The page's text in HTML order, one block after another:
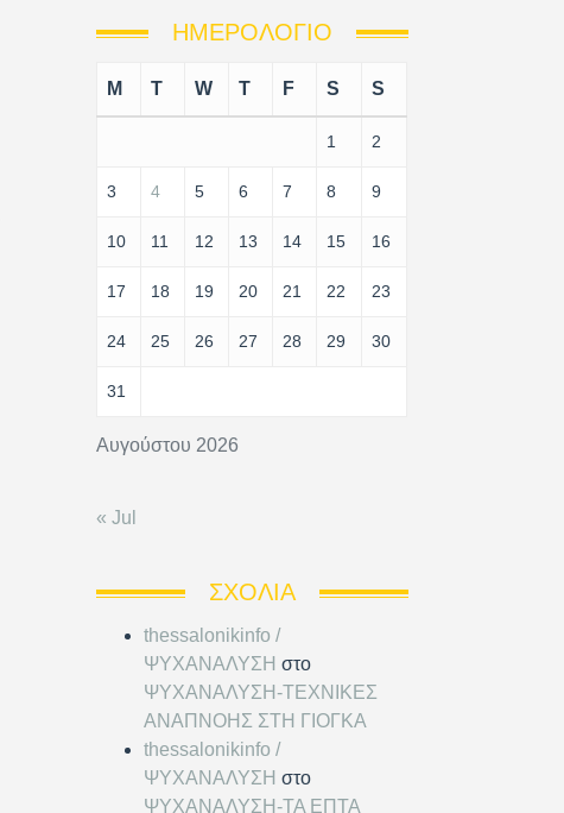
ΗΜΕΡΟΛΌΓΙΟ
Αυγούστου 2026
M T W T F S S
1 2
3 4 5 6 7 8 9
10 11 12 13 14 15 16
17 18 19 20 21 22 23
24 25 26 27 28 29 30
31
« Jul
ΣΧΌΛΙΑ
thessalonikinfo /
ΨΥΧΑΝΑΛΥΣΗ στο
ΨΥΧΑΝΑΛΥΣΗ-ΤΕΧΝΙΚΕΣ
ΑΝΑΠΝΟΗΣ ΣΤΗ ΓΙΟΓΚΑ
thessalonikinfo /
ΨΥΧΑΝΑΛΥΣΗ στο
ΨΥΧΑΝΑΛΥΣΗ-ΤΑ ΕΠΤΑ